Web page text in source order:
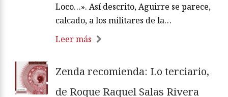
Loco…». Así descrito, Aguirre se parece,
calcado, a los militares de la…
Leer más
Zenda recomienda: Lo terciario,
de Roque Raquel Salas Rivera